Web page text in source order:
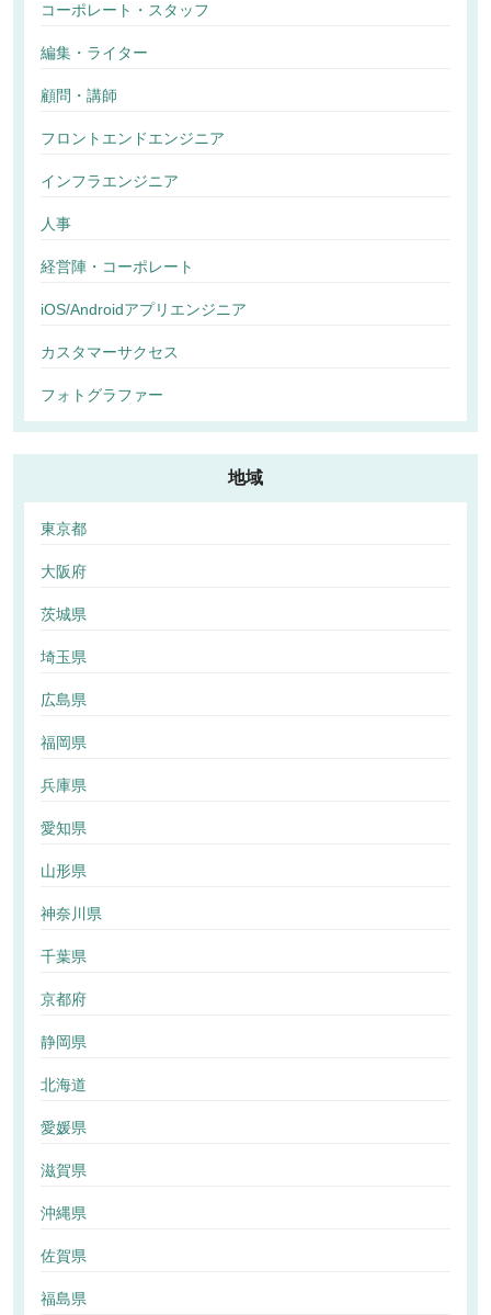
コーポレート・スタッフ
編集・ライター
顧問・講師
フロントエンドエンジニア
インフラエンジニア
人事
経営陣・コーポレート
iOS/Androidアプリエンジニア
カスタマーサクセス
フォトグラファー
地域
東京都
大阪府
茨城県
埼玉県
広島県
福岡県
兵庫県
愛知県
山形県
神奈川県
千葉県
京都府
静岡県
北海道
愛媛県
滋賀県
沖縄県
佐賀県
福島県